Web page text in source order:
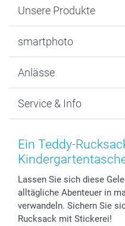
Unsere Produkte
Fotogeschenke
MyNameBook
Fotoabzüge, Fotos als
Zubehör & Material
Foto-Kalender & Agenden
Geschenk-Gutscheine
smartphoto
Warum smartphoto
Datenschutz
AGB
Impressum
Partnerprogramme
Investor Relations
B2B smartbusiness
Anlässe
Neujahr
Muttertag
Vatertag
Hochzeit
Geburtstag
Geburt
Service & Info
Anmelden /Registrieren
Preise und Versandkosten
72h Lieferung
Zahlungsmöglichkeiten
Sitemap
Ein Teddy-
Lassen Sie sich diese
alltägliche Abenteuer in
verwandeln. Sichern Sie
Rucksack mit Stickerei!